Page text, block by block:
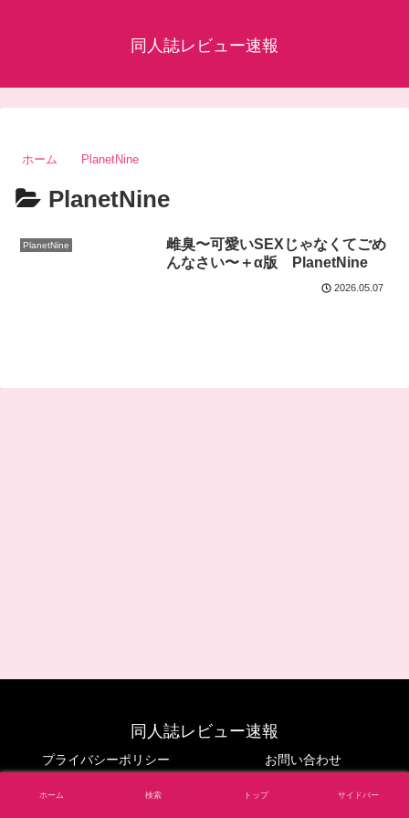
同人誌レビュー速報
ホーム PlanetNine
PlanetNine
PlanetNine
雌臭〜可愛いSEXじゃなくてごめ
んなさい〜＋α版 PlanetNine
2026.05.07
同人誌レビュー速報
プライバシーポリシー お問い合わせ
© 2024 同人誌レビュー速報.
ホーム 検索 トップ サイドバー